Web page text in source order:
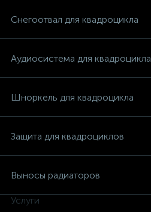
Снегоотвал для квадроцикла
Аудиосистема для квадроцикла
Шноркель для квадроцикла
Защита для квадроциклов
Выносы радиаторов
Услуги